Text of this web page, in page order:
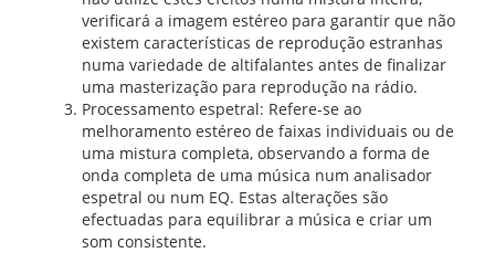
verificará a imagem estéreo para garantir que não
existem características de reprodução estranhas
numa variedade de altifalantes antes de finalizar
uma masterização para reprodução na rádio.
Processamento espetral: Refere-se ao
melhoramento estéreo de faixas individuais ou de
uma mistura completa, observando a forma de
onda completa de uma música num analisador
espetral ou num EQ. Estas alterações são
efectuadas para equilibrar a música e criar um
som consistente.